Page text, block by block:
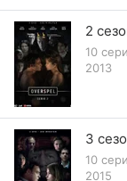
2
10
2013
3
10
2015